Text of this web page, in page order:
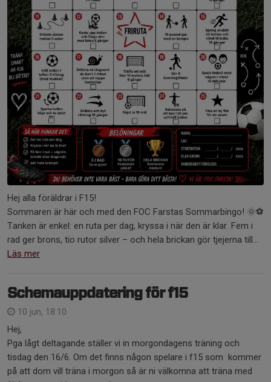
Hej alla föräldrar i F15!
Sommaren är här och med den FOC Farstas Sommarbingo! 🌞⚽
Tanken är enkel: en ruta per dag, kryssa i när den är klar. Fem i
rad ger brons, tio rutor silver – och hela brickan gör tjejerna till...
Läs mer
Schemauppdatering för f15
10 jun, 18:10
Hej,
Pga lågt deltagande ställer vi in morgondagens träning och
tisdag den 16/6. Om det finns någon spelare i f15 som kommer
på att dom vill träna i morgon så är ni välkomna att träna med